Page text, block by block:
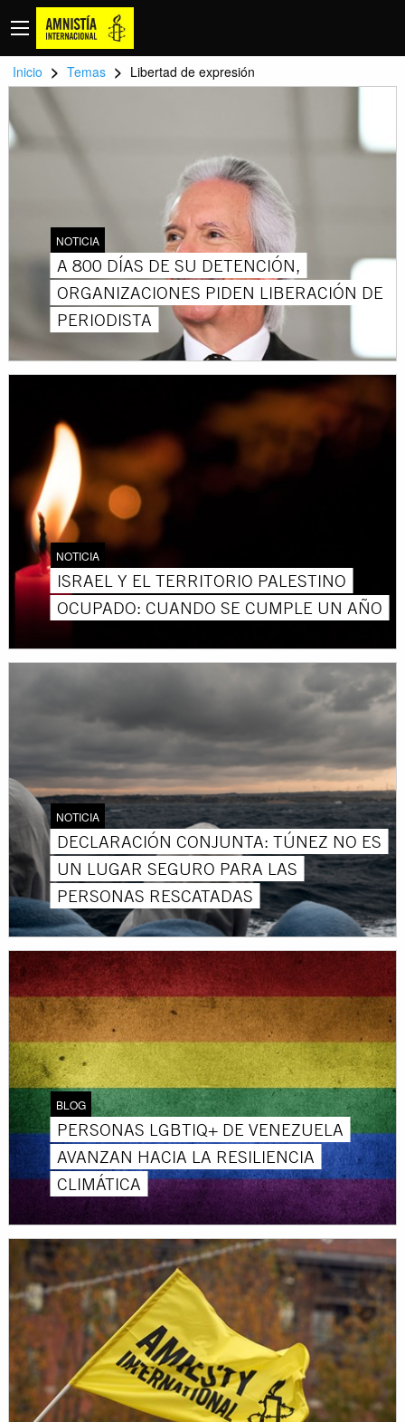
Inicio > Temas > Libertad de expresión
NOTICIA
A 800 DÍAS DE SU DETENCIÓN,
ORGANIZACIONES PIDEN LIBERACIÓN DE
PERIODISTA
NOTICIA
ISRAEL Y EL TERRITORIO PALESTINO
OCUPADO: CUANDO SE CUMPLE UN AÑO
NOTICIA
DECLARACIÓN CONJUNTA: TÚNEZ NO ES
UN LUGAR SEGURO PARA LAS
PERSONAS RESCATADAS
BLOG
PERSONAS LGBTIQ+ DE VENEZUELA
AVANZAN HACIA LA RESILIENCIA
CLIMÁTICA